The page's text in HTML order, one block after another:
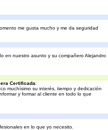
me gusta mucho y me da seguridad
en nuestro asunto y su compañero Alejandro
Certificada:
muchísimo su interés, tiempo y dedicación
y formar al cliente en todo lo que
en lo que yo necesito.